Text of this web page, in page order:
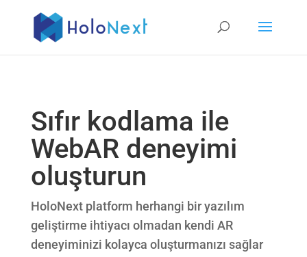
Sıfır kodlama ile
WebAR deneyimi
oluşturun
HoloNext platform herhangi bir yazılım
geliştirme ihtiyacı olmadan kendi AR
deneyiminizi kolayca oluşturmanızı sağlar